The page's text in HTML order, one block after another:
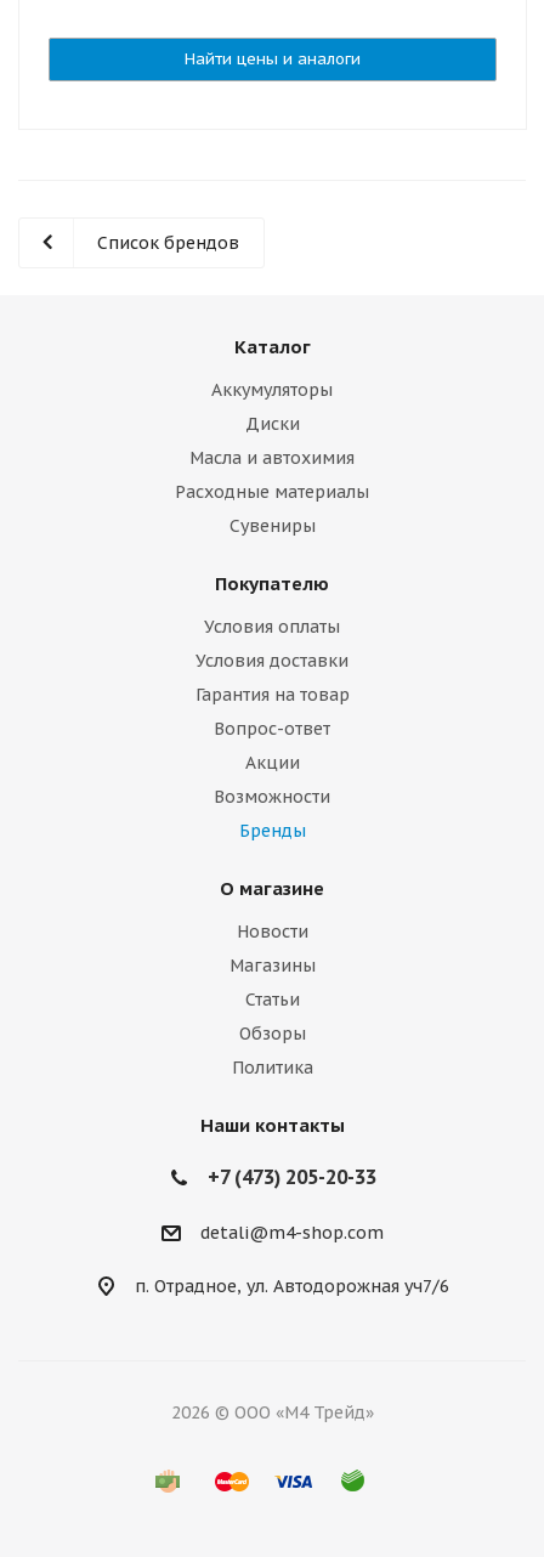
Найти цены и аналоги
Список брендов
Каталог
Аккумуляторы
Диски
Масла и автохимия
Расходные материалы
Сувениры
Покупателю
Условия оплаты
Условия доставки
Гарантия на товар
Вопрос-ответ
Акции
Возможности
Бренды
О магазине
Новости
Магазины
Статьи
Обзоры
Политика
Наши контакты
+7 (473) 205-20-33
detali@m4-shop.com
п. Отрадное, ул. Автодорожная уч7/6
2026 © ООО «М4 Трейд»